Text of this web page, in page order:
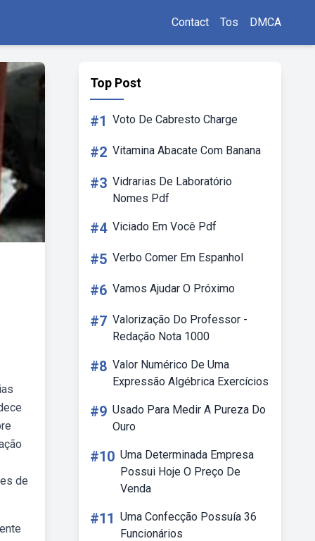
Contact Tos DMCA
de
Top Post
#1 Voto De Cabresto Charge
#2 Vitamina Abacate Com Banana
#3 Vidrarias De Laboratório
Nomes Pdf
#4 Viciado Em Você Pdf
#5 Verbo Comer Em Espanhol
#6 Vamos Ajudar O Próximo
#7 Valorização Do Professor -
Redação Nota 1000
#8 Valor Numérico De Uma
Expressão Algébrica Exercícios
#9 Usado Para Medir A Pureza Do
Ouro
#10 Uma Determinada Empresa
Possui Hoje O Preço De
Venda
#11 Uma Confecção Possuía 36
Funcionários